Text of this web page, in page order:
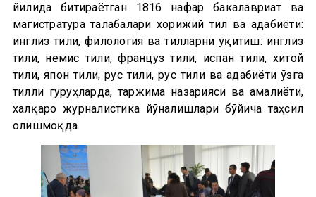
йилида битираётган 1816 нафар бакалавриат ва
магистратура талабалари хорижий тил ва адабиёти:
инглиз тили, филология ва тилларни ўқитиш: инглиз
тили, немис тили, француз тили, испан тили, хитой
тили, япон тили, рус тили, рус тили ва адабиёти ўзга
тилли гуруҳларда, таржима назарияси ва амалиёти,
халқаро журналистика йўналишлари бўйича таҳсил
олишмоқда.